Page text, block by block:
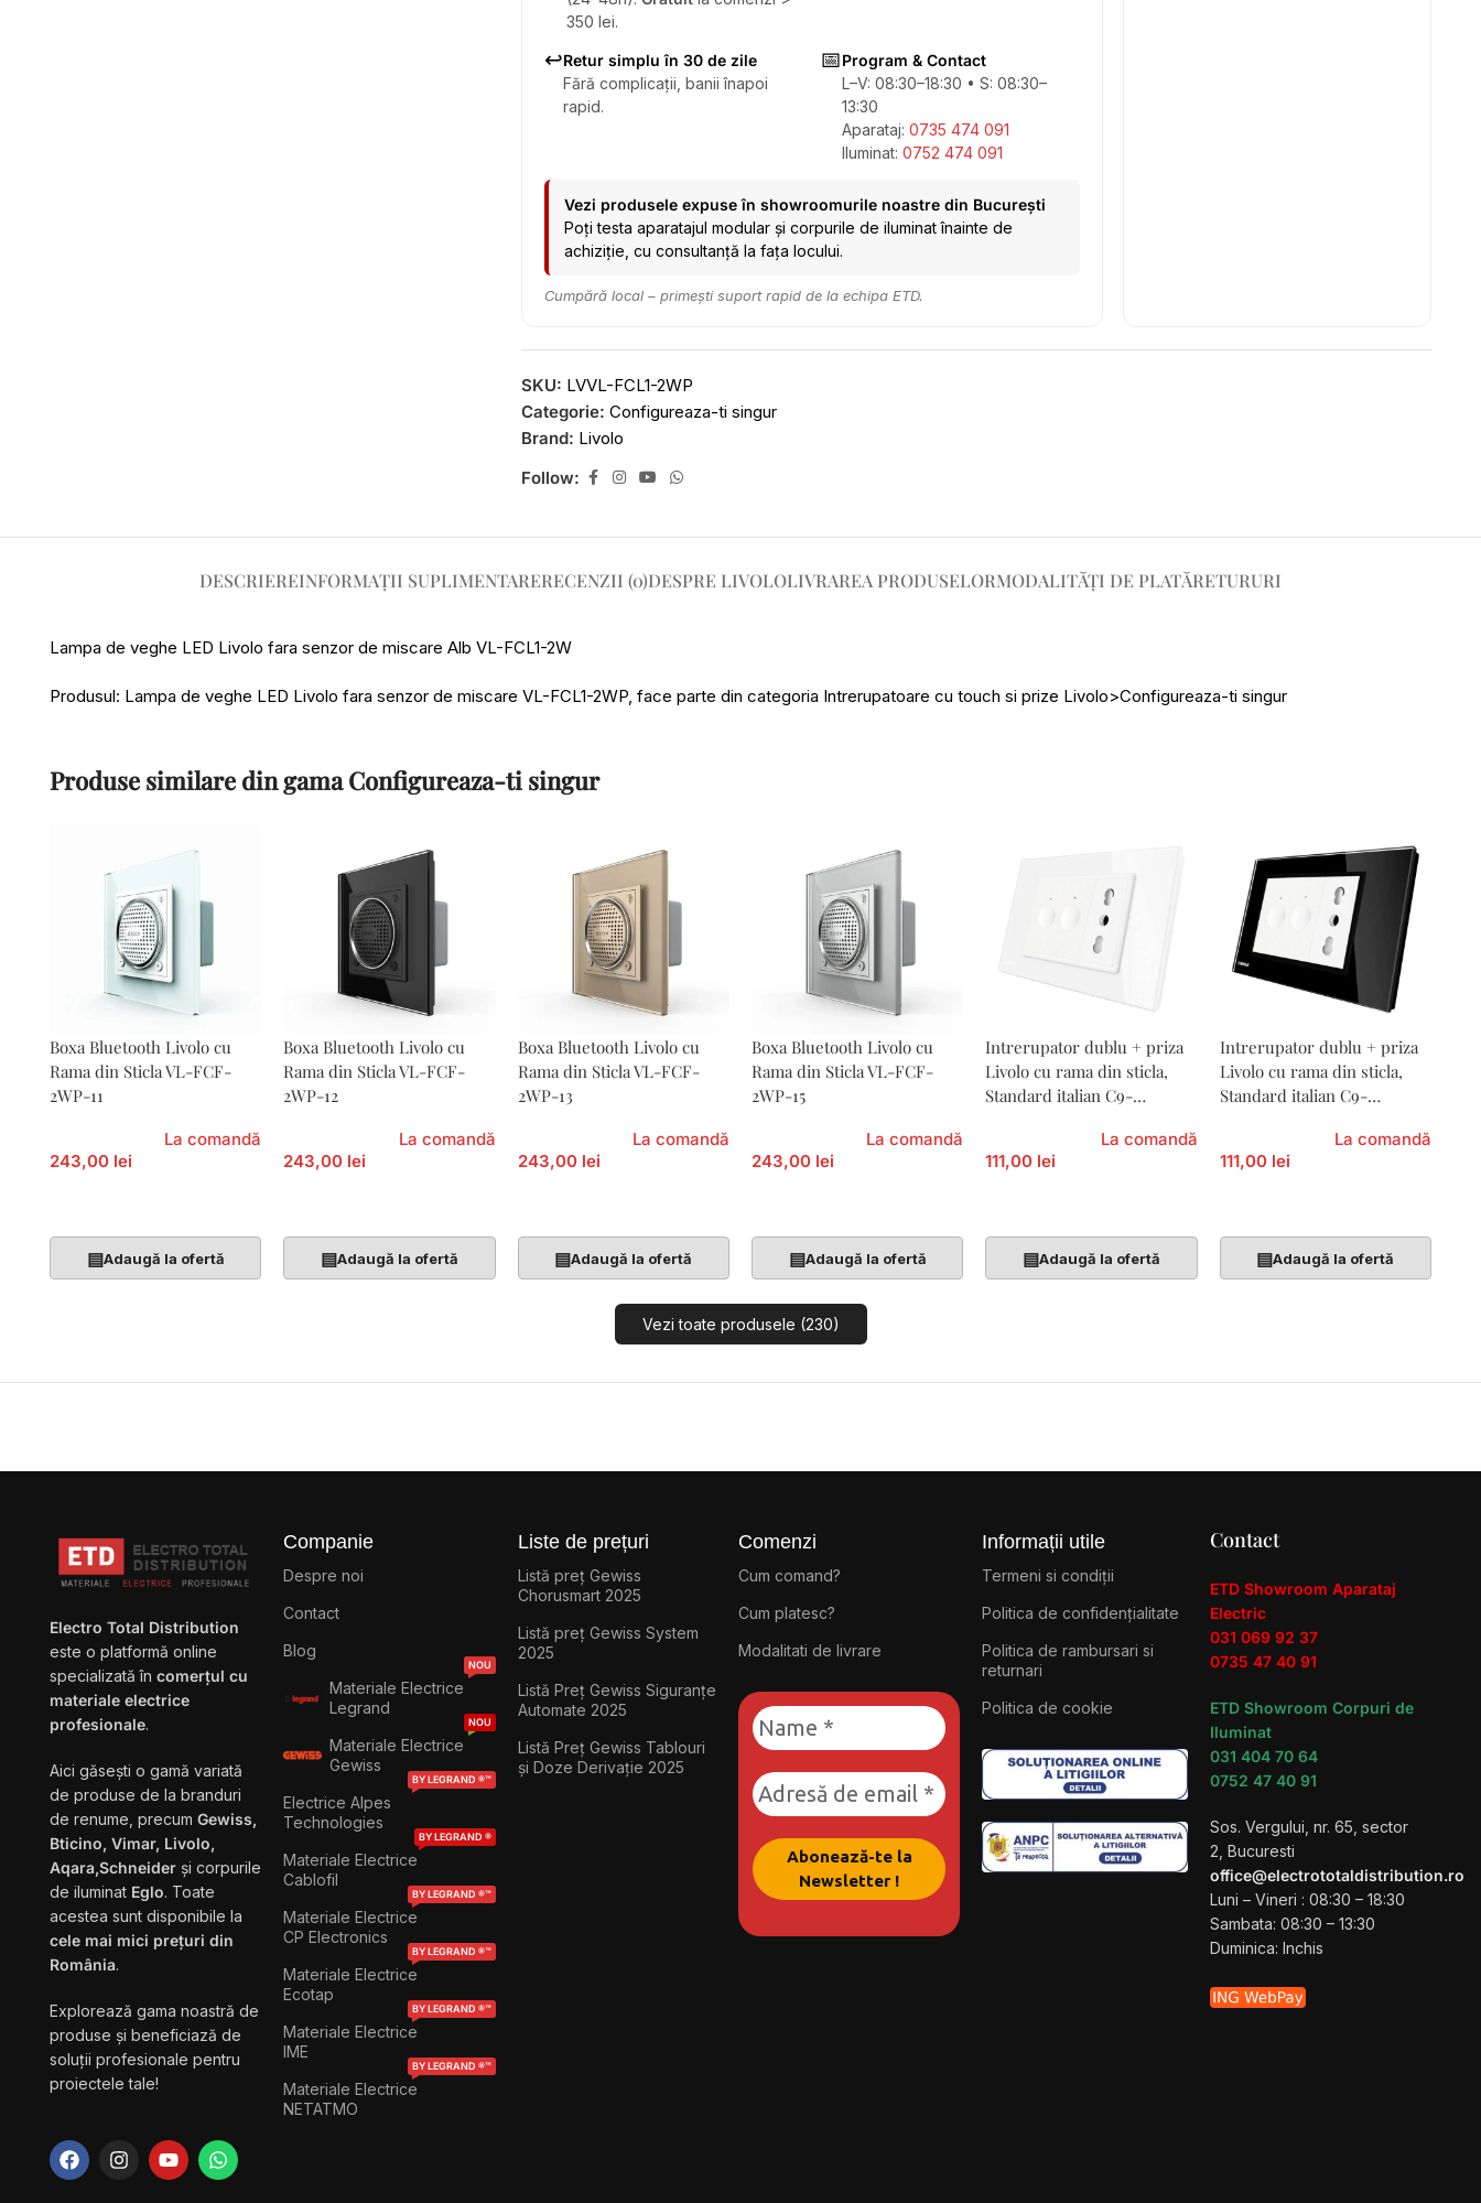
350 lei.
↩️Retur simplu în 30 de zile
Fără complicații, banii înapoi
rapid.
📅Program & Contact
L–V: 08:30–18:30 • S: 08:30–
13:30
Aparataj: 0735 474 091
Iluminat: 0752 474 091
Vezi produsele expuse în showroomurile noastre din București
Poți testa aparatajul modular și corpurile de iluminat înainte de
achiziție, cu consultanță la fața locului.
Cumpără local – primești suport rapid de la echipa ETD.
SKU: LVVL-FCL1-2WP
Categorie: Configureaza-ti singur
Brand: Livolo
Follow:
DESCRIEREINFORMAȚII SUPLIMENTARERECENZII (0)DESPRE LIVOLOLIVRAREA PRODUSELORMODALITĂȚI DE PLATĂRETURURI
Lampa de veghe LED Livolo fara senzor de miscare Alb VL-FCL1-2W
Produsul: Lampa de veghe LED Livolo fara senzor de miscare VL-FCL1-2WP, face parte din categoria Intrerupatoare cu touch si prize Livolo>Configureaza-ti singur
Produse similare din gama Configureaza-ti singur
Boxa Bluetooth Livolo cu
Rama din Sticla VL-FCF-
2WP-11
243,00 lei
La comandă
▤Adaugă la ofertă
Boxa Bluetooth Livolo cu
Rama din Sticla VL-FCF-
2WP-12
243,00 lei
La comandă
▤Adaugă la ofertă
Boxa Bluetooth Livolo cu
Rama din Sticla VL-FCF-
2WP-13
243,00 lei
La comandă
▤Adaugă la ofertă
Boxa Bluetooth Livolo cu
Rama din Sticla VL-FCF-
2WP-15
243,00 lei
La comandă
▤Adaugă la ofertă
Intrerupator dublu + priza
Livolo cu rama din sticla,
Standard italian C9-
111,00 lei
La comandă
▤Adaugă la ofertă
Intrerupator dublu + priza
Livolo cu rama din sticla,
Standard italian C9-
111,00 lei
La comandă
▤Adaugă la ofertă
Vezi toate produsele (230)
Electro Total Distribution
este o platformă online
specializată în comerțul cu
materiale electrice
profesionale.
Aici găsești o gamă variată
de produse de la branduri
de renume, precum Gewiss,
Bticino, Vimar, Livolo,
Aqara,Schneider și corpurile
de iluminat Eglo. Toate
acestea sunt disponibile la
cele mai mici prețuri din
România.
Explorează gama noastră de
produse și beneficiază de
soluții profesionale pentru
proiectele tale!
Companie
Despre noi
Contact
Blog
Materiale Electrice
Legrand
NOU
Materiale Electrice
Gewiss
NOU
Electrice Alpes
Technologies
BY LEGRAND ®™
Materiale Electrice
Cablofil
BY LEGRAND ®
Materiale Electrice
CP Electronics
BY LEGRAND ®™
Materiale Electrice
Ecotap
BY LEGRAND ®™
Materiale Electrice
IME
BY LEGRAND ®™
Materiale Electrice
NETATMO
BY LEGRAND ®™
Liste de prețuri
Listă preț Gewiss
Chorusmart 2025
Listă preț Gewiss System
2025
Listă Preț Gewiss Siguranțe
Automate 2025
Listă Preț Gewiss Tablouri
și Doze Derivație 2025
Comenzi
Cum comand?
Cum platesc?
Modalitati de livrare
Informații utile
Termeni si condiții
Politica de confidențialitate
Politica de rambursari si
returnari
Politica de cookie
Contact
ETD Showroom Aparataj
Electric
031 069 92 37
0735 47 40 91
ETD Showroom Corpuri de
Iluminat
031 404 70 64
0752 47 40 91
Sos. Vergului, nr. 65, sector
2, Bucuresti
office@electrototaldistribution.ro
Luni – Vineri : 08:30 – 18:30
Sambata: 08:30 – 13:30
Duminica: Inchis